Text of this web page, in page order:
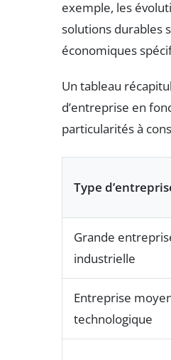
exemple, les
solutions durables
économiques
Un tableau
d’entreprise en
particularités à
Type
Grande
industrielle
Entreprise
technologique